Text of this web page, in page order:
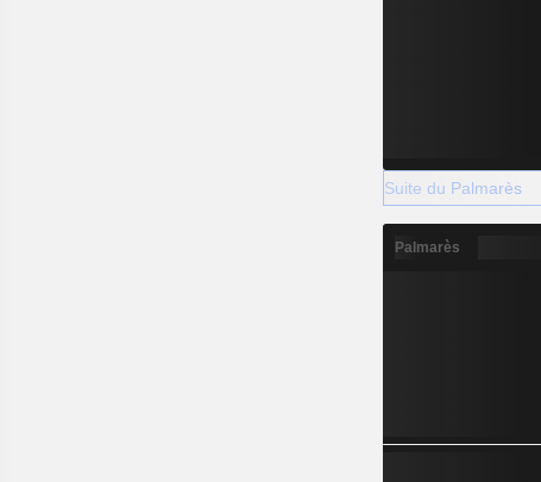
Suite du Palmarès
Palmarès